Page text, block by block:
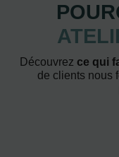
Découvrez ce qui
de clients nous